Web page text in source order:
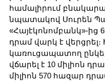
համալիրում
նպատակով Սուրեն
«Հայէկոնոմբանկ»-ից
դրամ վարկ է վերցրել։
կառուցապատող
վճարել է 10 միլիոն
միլիոն 570 հազար